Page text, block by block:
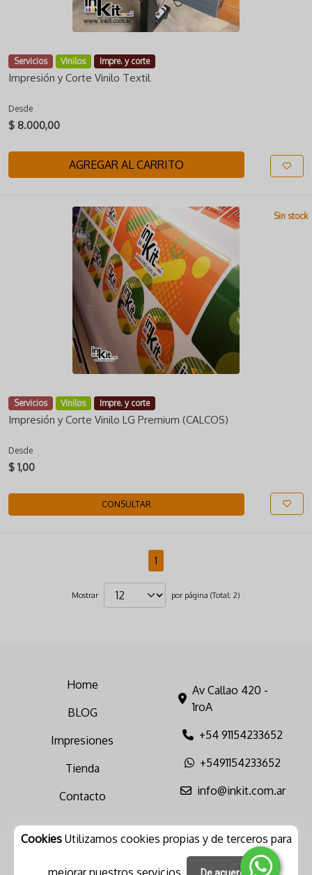
Cookies Utilizamos cookies propias y de terceros para
mejorar nuestros servicios.
Servicios Vinilos Impre. y corte
Impresión y Corte Vinilo Textil
Desde
$ 8.000,00
AGREGAR AL CARRITO
Sin stock
Servicios Vinilos Impre. y corte
Impresión y Corte Vinilo LG Premium (CALCOS)
Desde
$ 1,00
CONSULTAR
1
Mostrar por página (Total: 2)
Home
BLOG
Impresiones
Tienda
Contacto
Av Callao 420 -
1roA
+54 91154233652
+5491154233652
info@inkit.com.ar